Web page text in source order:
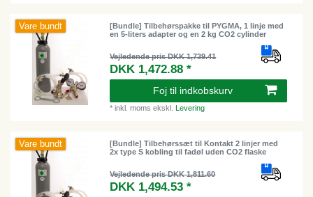
Vare bundt
[Bundle] Tilbehørspakke til PYGMA, 1 linje med
en 5-liters adapter og en 2 kg CO2 cylinder
Vejledende pris DKK 1,739.41
DKK 1,472.88 *
Foj til indkobskurv
*inkl. moms ekskl.Levering
Vare bundt
[Bundle] Tilbehørssæt til Kontakt 2 linjer med
2x type S kobling til fadøl uden CO2 flaske
Vejledende pris DKK 1,811.60
DKK 1,494.53 *